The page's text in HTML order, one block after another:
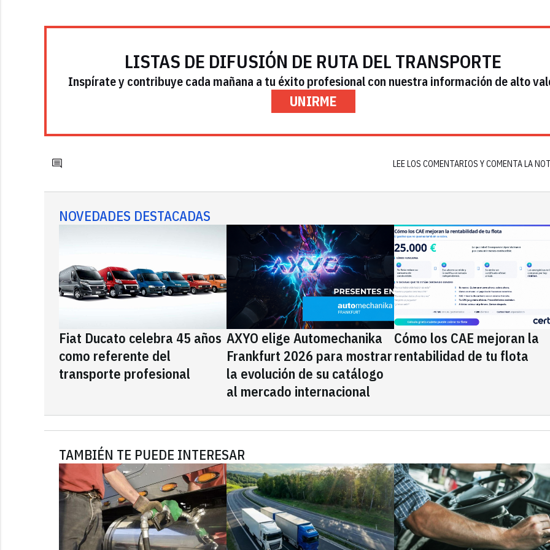
LISTAS DE DIFUSIÓN DE RUTA DEL TRANSPORTE
Inspírate y contribuye cada mañana a tu éxito profesional con nuestra información de alto
UNIRME
LEE LOS COMENTARIOS Y COMENTA LA
NOVEDADES DESTACADAS
Fiat Ducato celebra 45 años
como referente del
transporte profesional
AXYO elige Automechanika
Frankfurt 2026 para mostrar
la evolución de su catálogo
al mercado internacional
Cómo los CAE mejoran la
rentabilidad de tu flota
TAMBIÉN TE PUEDE INTERESAR